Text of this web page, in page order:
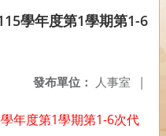
學年度第1學期第1-6
發布單位： 人事室 |
學年度第1學期第1-6次代